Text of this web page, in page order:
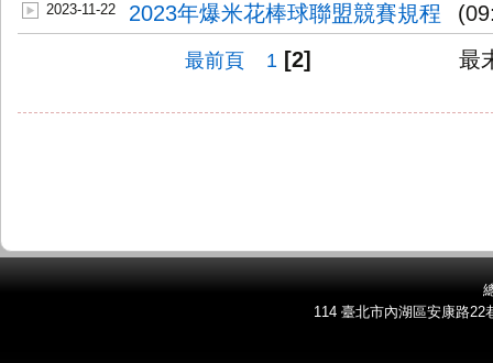
2023-11-22 2023年爆米花棒球聯盟競賽規程
最前頁 1 [2] 最末
114 臺北市內湖區安康路22